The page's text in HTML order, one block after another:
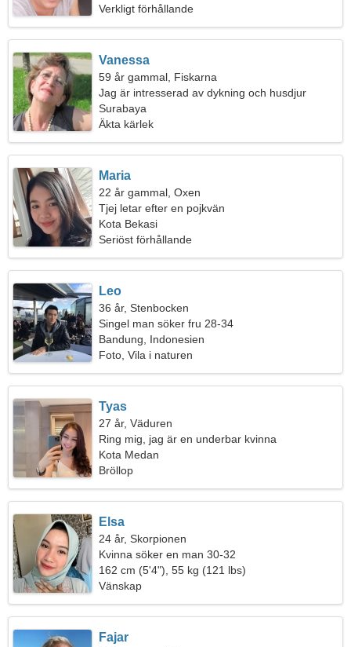
Verkligt förhållande
Vanessa
59 år gammal, Fiskarna
Jag är intresserad av dykning och husdjur
Surabaya
Äkta kärlek
Maria
22 år gammal, Oxen
Tjej letar efter en pojkvän
Kota Bekasi
Seriöst förhållande
Leo
36 år, Stenbocken
Singel man söker fru 28-34
Bandung, Indonesien
Foto, Vila i naturen
Tyas
27 år, Väduren
Ring mig, jag är en underbar kvinna
Kota Medan
Bröllop
Elsa
24 år, Skorpionen
Kvinna söker en man 30-32
162 cm (5'4"), 55 kg (121 lbs)
Vänskap
Fajar